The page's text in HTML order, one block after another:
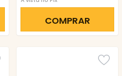
COMPRAR